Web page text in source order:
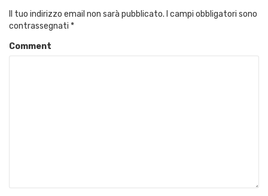
Il tuo indirizzo email non sarà pubblicato. I campi obbligatori sono
contrassegnati *
Comment